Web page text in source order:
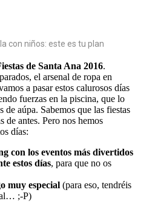
con niños: este es tu plan
de Santa Ana 2016.
el arsenal de ropa en
a pasar estos calurosos días
fuerzas en la piscina, que lo
de aúpa. Sabemos que las fiestas
de antes. Pero nos hemos
días:
con los eventos más divertidos
estos días, para que no os
muy especial (para eso, tendréis
;-P)